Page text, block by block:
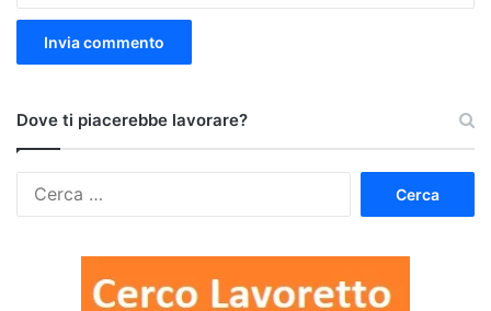
Dove ti piacerebbe lavorare?